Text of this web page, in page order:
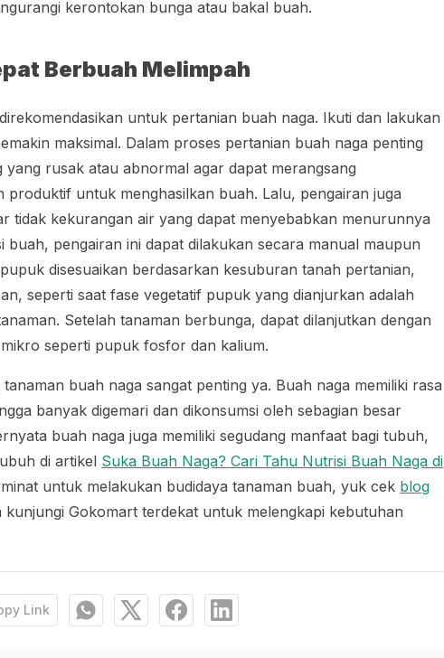
kerontokan bunga atau bakal buah.
Berbuah Melimpah
untuk pertanian buah naga. Ikuti dan lakukan
maksimal. Dalam proses pertanian buah naga penting
rusak atau abnormal agar dapat merangsang
untuk menghasilkan buah. Lalu, pengairan juga
tidak kekurangan air yang dapat menyebabkan menurunnya
pengairan ini dapat dilakukan secara manual maupun
disesuaikan berdasarkan kesuburan tanah pertanian,
seperti saat fase vegetatif pupuk yang dianjurkan adalah
Setelah tanaman berbunga, dapat dilanjutkan dengan
seperti pupuk fosfor dan kalium.
buah naga sangat penting ya. Buah naga memiliki rasa
banyak digemari dan dikonsumsi oleh sebagian besar
buah naga juga memiliki segudang manfaat bagi tubuh,
di artikel Suka Buah Naga? Cari Tahu Nutrisi Buah Naga di
untuk melakukan budidaya tanaman buah, yuk cek blog
Gokomart terdekat untuk melengkapi kebutuhan
Link